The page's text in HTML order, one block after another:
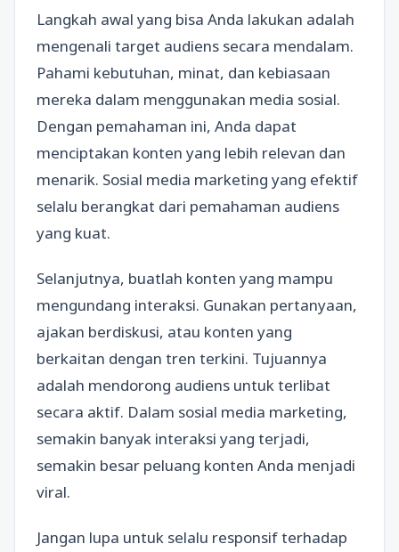
Langkah awal yang bisa Anda lakukan adalah
mengenali target audiens secara mendalam.
Pahami kebutuhan, minat, dan kebiasaan
mereka dalam menggunakan media sosial.
Dengan pemahaman ini, Anda dapat
menciptakan konten yang lebih relevan dan
menarik. Sosial media marketing yang efektif
selalu berangkat dari pemahaman audiens
yang kuat.
Selanjutnya, buatlah konten yang mampu
mengundang interaksi. Gunakan pertanyaan,
ajakan berdiskusi, atau konten yang
berkaitan dengan tren terkini. Tujuannya
adalah mendorong audiens untuk terlibat
secara aktif. Dalam sosial media marketing,
semakin banyak interaksi yang terjadi,
semakin besar peluang konten Anda menjadi
viral.
Jangan lupa untuk selalu responsif terhadap